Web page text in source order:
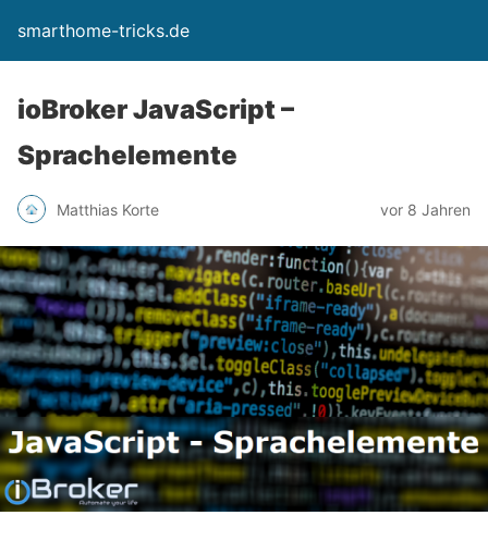
smarthome-tricks.de
ioBroker JavaScript –
Sprachelemente
Matthias Korte vor 8 Jahren